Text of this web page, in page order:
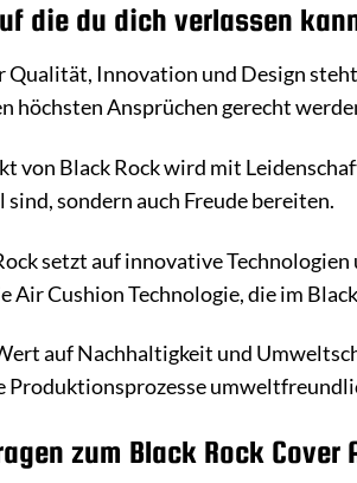
die du dich verlassen
Qualität, Innovation und Design
höchsten Ansprüchen gerecht
von Black Rock wird mit
sondern auch Freude bereiten.
setzt auf innovative
Air Cushion Technologie, die im
auf Nachhaltigkeit und
zum Black Rock Cover